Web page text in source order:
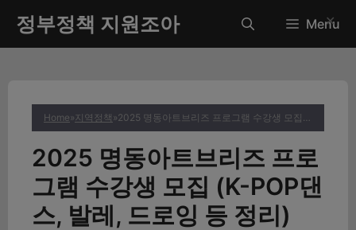
츠
정부정책 지원조아 Menu
Home»지역정책 » 2025 명동아트브리즈 프로그램 수강생 모집 (K-POP댄스, 발레, 드로잉 등 정리)
2025 명동아트브리즈 프로
그램 수강생 모집 (K-POP댄
스, 발레, 드로잉 등 정리)
✕